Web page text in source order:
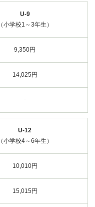
U-9
（小学校1～3年生）
9,350円
14,025円
-
U-12
（小学校4～6年生）
10,010円
15,015円